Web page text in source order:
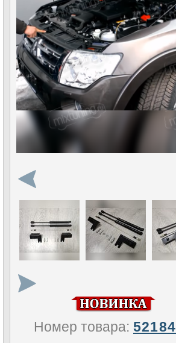
Номер товара: 52184